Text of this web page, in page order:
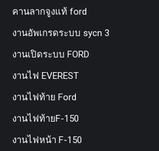
คานลากจูงแท้ ford
งานอัพเกรดระบบ sycn 3
งานเปิดระบบ FORD
งานไฟ EVEREST
งานไฟท้าย Ford
งานไฟท้ายF-150
งานไฟหน้า F-150